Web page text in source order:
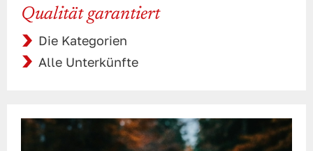
Qualität garantiert
Die Kategorien
Alle Unterkünfte